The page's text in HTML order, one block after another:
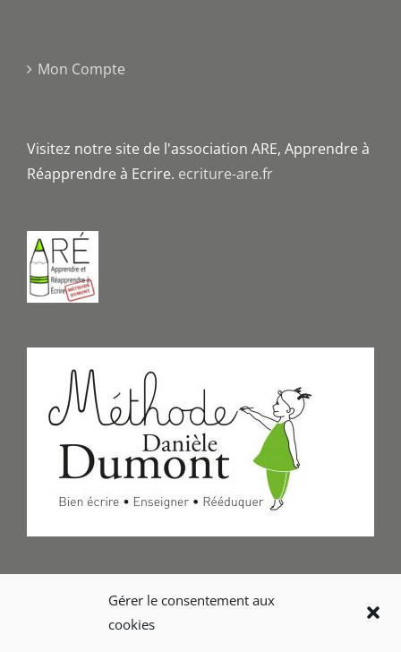
Gérer le consentement aux
cookies
Mon Compte
Visitez notre site de l'association ARE, Apprendre à
Réapprendre à Ecrire. ecriture-are.fr
Formulaire de Contact